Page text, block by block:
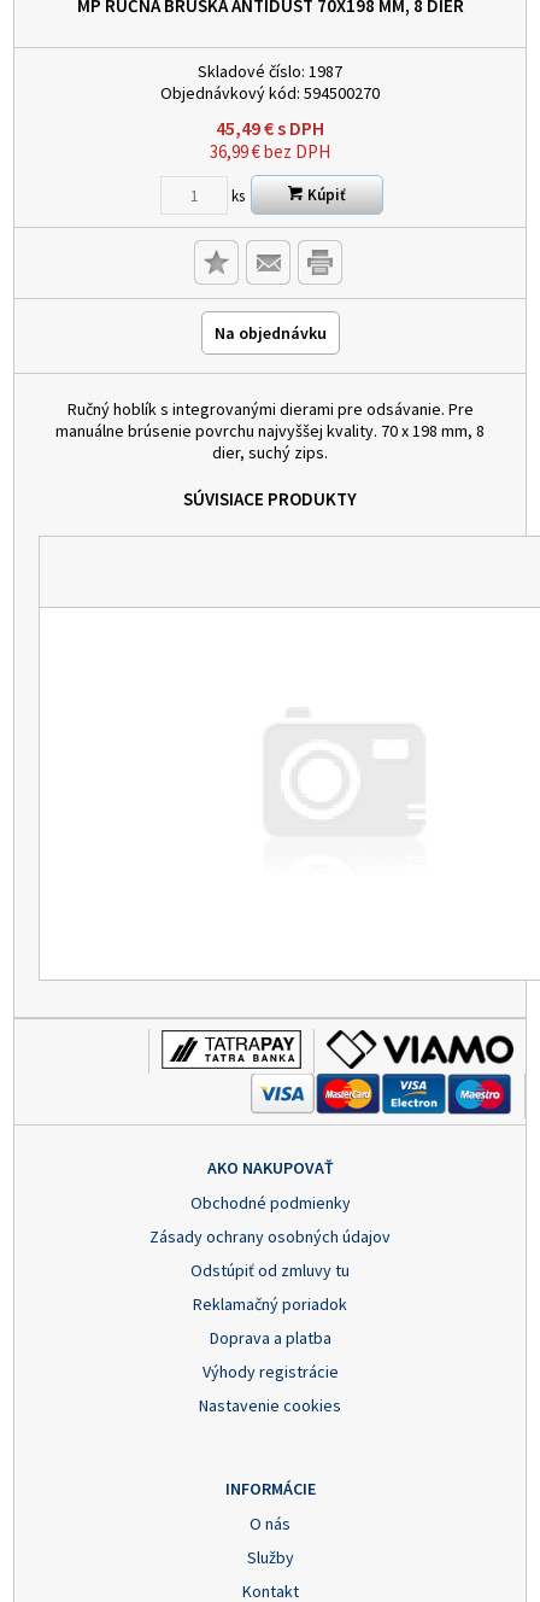
MP RUČNÁ BRÚSKA ANTIDUST 70X198 MM, 8 DIER
Skladové číslo: 1987
Objednávkový kód: 594500270
45,49€s DPH
36,99€bez DPH
ks Kúpiť
Na objednávku
Ručný hoblík s integrovanými dierami pre odsávanie. Pre
manuálne brúsenie povrchu najvyššej kvality. 70 x 198 mm, 8
dier, suchý zips.
SÚVISIACE PRODUKTY
AKO NAKUPOVAŤ
Obchodné podmienky
Zásady ochrany osobných údajov
Odstúpiť od zmluvy tu
Reklamačný poriadok
Doprava a platba
Výhody registrácie
Nastavenie cookies
INFORMÁCIE
O nás
Služby
Kontakt